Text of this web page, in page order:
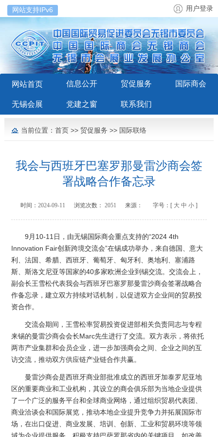
网站支持IPv6 用户登录
网站首页 信息公开 贸促服务 国际商会
无锡会展 党建之窗 联系我们
当前位置： 首页>> 贸促服务 >> 国际联络
我会与西班牙巴塞罗那曼雷沙商会签
署战略合作备忘录
时间： 2024-09-11 浏览次数： 2051 来源： 字号：[ 大 中 小]
9月10-11日，由无锡国际商会重点支持的“2024 4th
Innovation Fair创新跨境交流会”在锡成功举办，来自德国、意大
利、法国、希腊、西班牙、葡萄牙、匈牙利、奥地利、塞浦路
斯、斯洛文尼亚等国家的40多家欧洲企业到锡交流。交流会上，
副会长王雪松代表我会与西班牙巴塞罗那曼雷沙商会签署战略合
作备忘录，建立双方持续对话机制，以促进双方企业间的贸易投
资合作。
交流会期间，王雪松率贸易投资促进部相关负责同志与专程
来锡的曼雷沙商会会长Marc先生进行了交流。双方表示，将依托
两市产业集群和会员企业，进一步加强商会之间、企业之间的互
访交流，推动双方供应链产业链合作共赢。
曼雷沙商会是西班牙商业部批准成立的西班牙加泰罗尼亚地
区的重要商业和工业机构，其设立的商会俱乐部为当地企业提供
了一个广泛的服务平台和全球商业网络，通过组织贸易代表团、
商业洽谈会和国际展览，推动本地企业提升竞争力并拓展国际市
场，在出口促进、商业发展、培训、创新、工业和贸易环境等领